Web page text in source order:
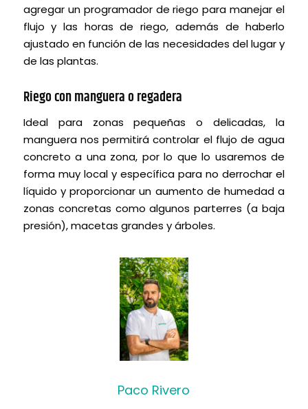
agregar un programador de riego para manejar el
flujo y las horas de riego, además de haberlo
ajustado en función de las necesidades del lugar y
de las plantas.
Riego con manguera o regadera
Ideal para zonas pequeñas o delicadas, la
manguera nos permitirá controlar el flujo de agua
concreto a una zona, por lo que lo usaremos de
forma muy local y específica para no derrochar el
líquido y proporcionar un aumento de humedad a
zonas concretas como algunos parterres (a baja
presión), macetas grandes y árboles.
Paco Rivero